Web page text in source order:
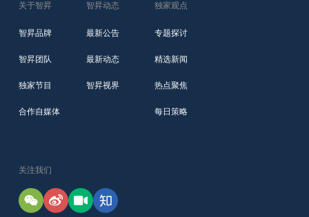
关于智昇
智昇品牌
智昇团队
独家节目
合作自媒体
智昇动态
最新公告
最新动态
智昇视界
独家观点
专题探讨
精选新闻
热点聚焦
每日策略
关注我们